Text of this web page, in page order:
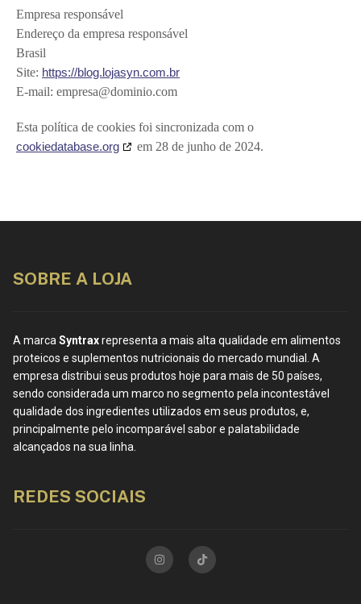
Empresa responsável
Endereço da empresa responsável
Brasil
Site: https://blog.lojasyn.com.br
E-mail: empresa@dominio.com
Esta política de cookies foi sincronizada com o
cookiedatabase.org
em 28 de junho de 2024.
SOBRE A LOJA
A marca Syntraxrepresenta a mais alta qualidade em alimentos
proteicos e suplementos nutricionais do mercado mundial. A
empresa distribui seus produtos hoje para mais de 50 países,
sendo considerada um marco no segmento pela incontestável
qualidade dos ingredientes utilizados em seus produtos, e,
principalmente pelo incomparável sabor e palatabilidade
alcançados na sua linha.
REDES SOCIAIS